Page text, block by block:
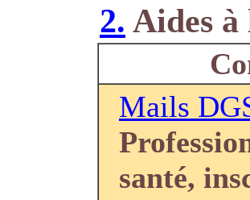
2. Aides à
Mails
santé,